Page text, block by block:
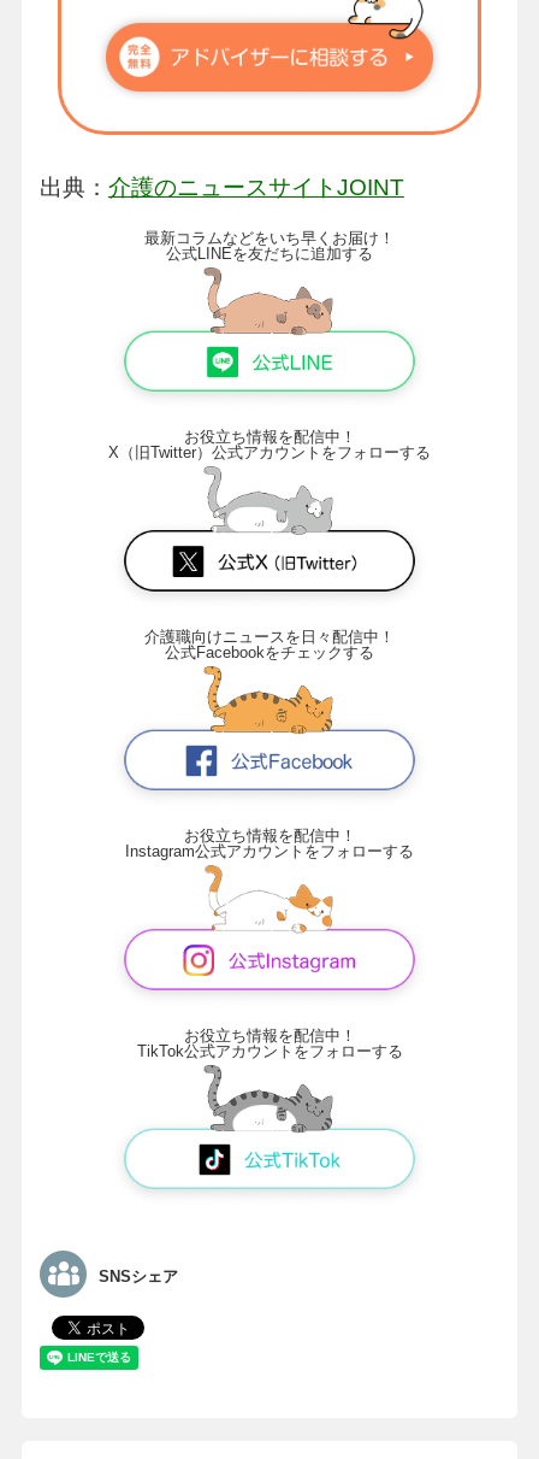
出典： 介護のニュースサイトJOINT
最新コラムなどをいち早くお届け！
公式LINEを友だちに追加する
お役立ち情報を配信中！
X（旧Twitter）公式アカウントをフォローする
介護職向けニュースを日々配信中！
公式Facebookをチェックする
お役立ち情報を配信中！
Instagram公式アカウントをフォローする
お役立ち情報を配信中！
TikTok公式アカウントをフォローする
SNSシェア